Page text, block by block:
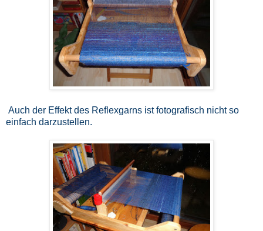
Auch der Effekt des Reflexgarns ist fotografisch nicht so
einfach darzustellen.